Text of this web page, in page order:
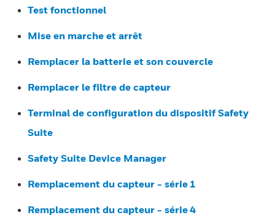
Test fonctionnel
Mise en marche et arrêt
Remplacer la batterie et son couvercle
Remplacer le filtre de capteur
Terminal de configuration du dispositif Safety
Suite
Safety Suite Device Manager
Remplacement du capteur - série 1
Remplacement du capteur - série 4